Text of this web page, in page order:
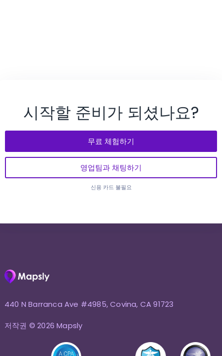
시작할 준비가 되셨나요?
무료 체험하기
영업팀과 채팅하기
신용 카드 불필요
440 N Barranca Ave #4985, Covina, CA 91723
저작권 © 2026 Mapsly